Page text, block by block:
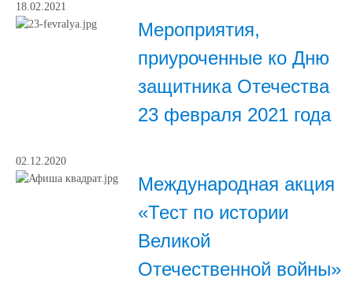
18.02.2021
Мероприятия,
приуроченные ко Дню
защитника Отечества
23 февраля 2021 года
02.12.2020
Международная акция
«Тест по истории
Великой
Отечественной войны»